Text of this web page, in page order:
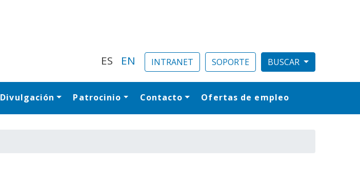
ES EN INTRANET SOPORTE
Navegación principal
Divulgación Patrocinio Contacto Ofertas de empleo